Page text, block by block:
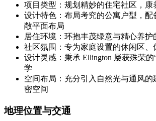
项目类型：规划精妙的住宅社区，康
设计特色：布局考究的公寓户型，配
敞平面布局
居住环境：环抱丰茂绿意与精心养护
社区氛围：专为家庭设置的休闲区、
设计灵感：秉承 Ellington 屡获殊荣
学
空间布局：充分引入自然光与通风的
密空间
地理位置与交通